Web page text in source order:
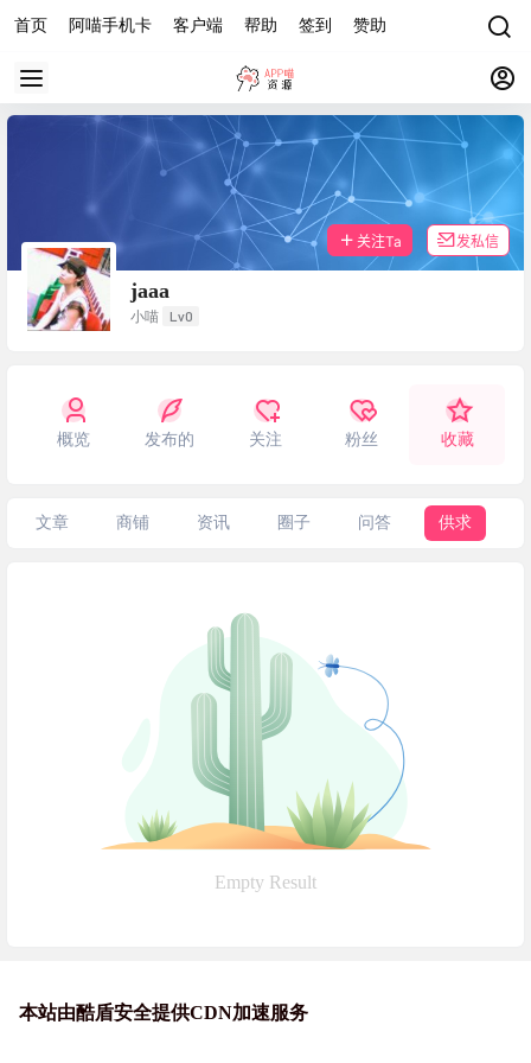
首页 阿喵手机卡 客户端 帮助 签到 赞助
jaaa
小喵 Lv0
关注Ta 发私信
概览 发布的 关注 粉丝 收藏
文章 商铺 资讯 圈子 问答 供求
Empty Result
本站由酷盾安全提供CDN加速服务